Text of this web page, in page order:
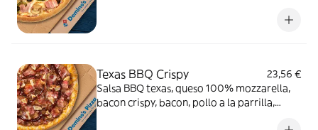
Texas BBQ Crispy
23,56 €
Salsa BBQ texas, queso 100% mozzarella,
bacon crispy, bacon, pollo a la parrilla,